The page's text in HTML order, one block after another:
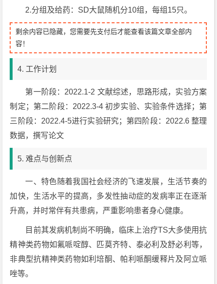
2.分组及给药：SD大鼠随机分10组，每组15只。
剩余内容已隐藏，您需要先支付后才能查看该篇文章全部内
容！
4. 工作计划
第一阶段：2022.1-2 文献综述，思路形成，实验方案
制定；第二阶段：2022.3-4 初步实验、实验条件选择；第
三阶段：2022.4-5进行实验研究；第四阶段：2022.6 整理
数据，撰写论文
5. 难点与创新点
一、特色随着我国社会经济的飞速发展，生活节奏的
加快，生活水平的提高，多发性抽动症的发病率正在逐渐
升高，并时常伴有共患病，严重影响患者身心健康。
目前其发病机制尚不明确，临床上治疗TS大多使用抗
精神类药物如氟哌啶醇、匹莫齐特、泰必利及舒必利等，
非典型抗精神类药物如利培酮、帕利哌酮缓释片及阿立哌
唑等。